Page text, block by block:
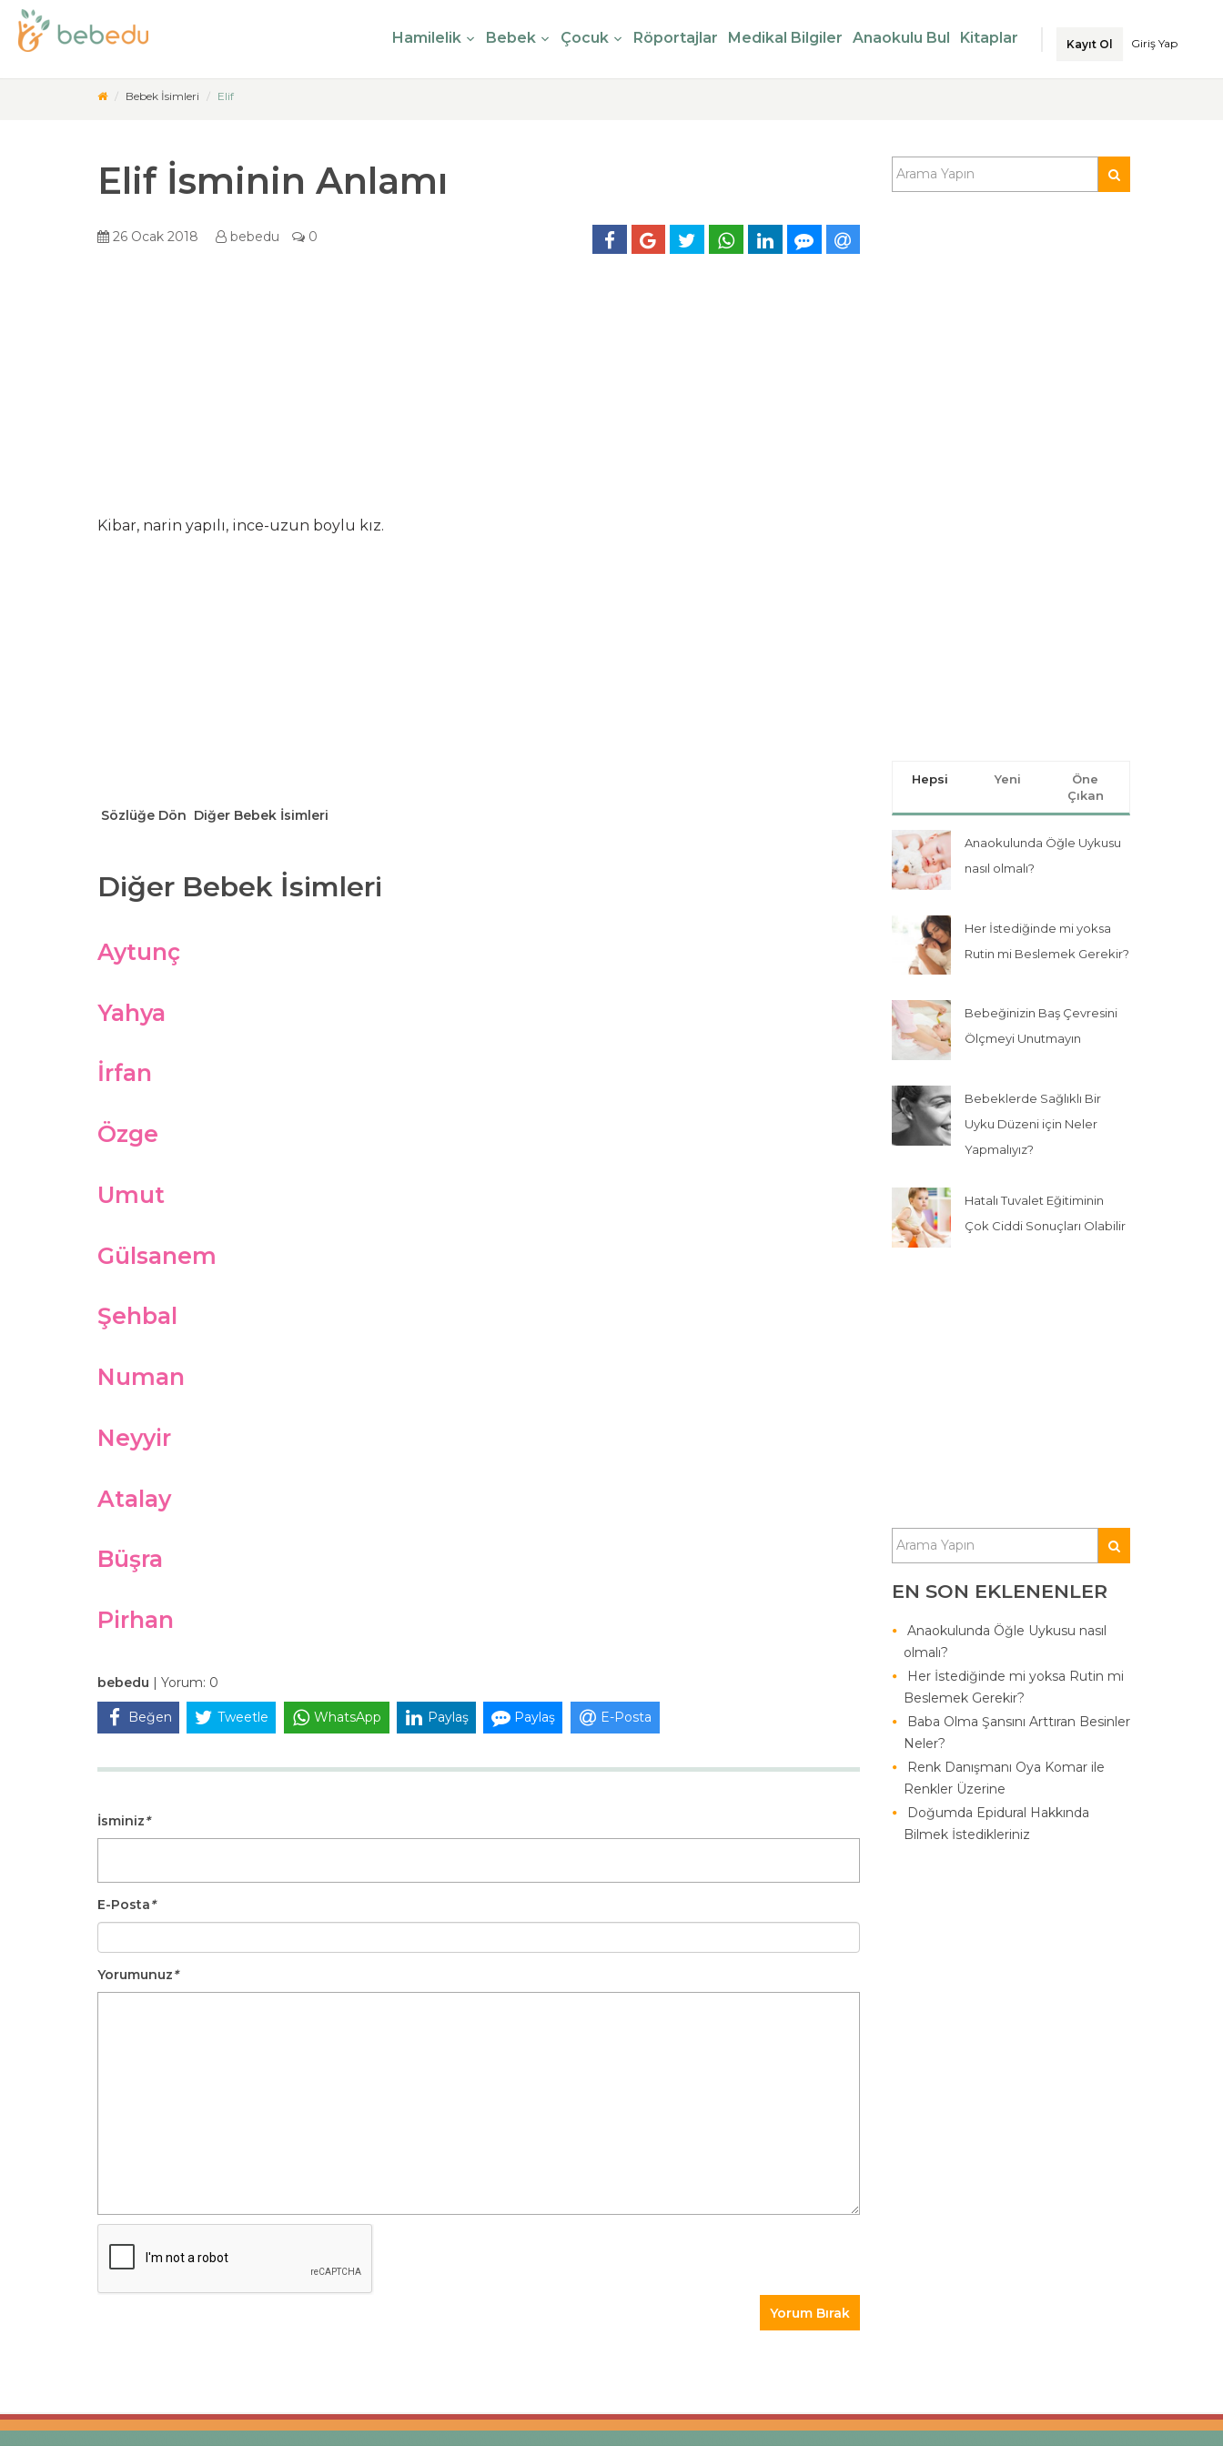
Hamilelik Bebek Çocuk Röportajlar Medikal Bilgiler Anaokulu Bul Kitaplar Kayıt Ol Giriş Yap
Bebek İsimleri Elif
Elif İsminin Anlamı
26 Ocak 2018 bebedu 0
Kibar, narin yapılı, ince-uzun boylu kız.
Sözlüğe Dön Diğer Bebek İsimleri
Diğer Bebek İsimleri
Aytunç
Yahya
İrfan
Özge
Umut
Gülsanem
Şehbal
Numan
Neyyir
Atalay
Büşra
Pirhan
bebedu | Yorum: 0
Beğen Tweetle WhatsApp Paylaş Paylaş E-Posta
İsminiz*
E-Posta*
Yorumunuz*
Hepsi Yeni
Öne
Çıkan
Anaokulunda Öğle Uykusu
nasıl olmalı?
Her İstediğinde mi yoksa
Rutin mi Beslemek Gerekir?
Bebeğinizin Baş Çevresini
Ölçmeyi Unutmayın
Bebeklerde Sağlıklı Bir
Uyku Düzeni için Neler
Yapmalıyız?
Hatalı Tuvalet Eğitiminin
Çok Ciddi Sonuçları Olabilir
EN SON EKLENENLER
Anaokulunda Öğle Uykusu nasıl
olmalı?
Her İstediğinde mi yoksa Rutin mi
Beslemek Gerekir?
Baba Olma Şansını Arttıran Besinler
Neler?
Renk Danışmanı Oya Komar ile
Renkler Üzerine
Doğumda Epidural Hakkında
Bilmek İstedikleriniz